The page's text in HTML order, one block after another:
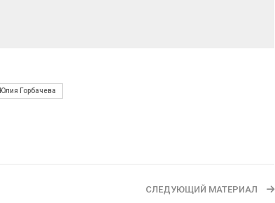
Юлия Горбачева
СЛЕДУЮЩИЙ МАТЕРИАЛ